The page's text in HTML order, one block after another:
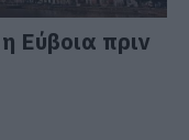
Εύβοια πριν